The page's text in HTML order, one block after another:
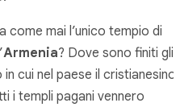
come mai l’unico tempio di
Armenia? Dove sono finiti gli
cui nel paese il cristianesino
i templi pagani vennero